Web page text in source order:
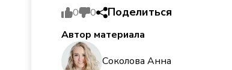
0 0 Поделиться
Автор материала
Соколова Анна